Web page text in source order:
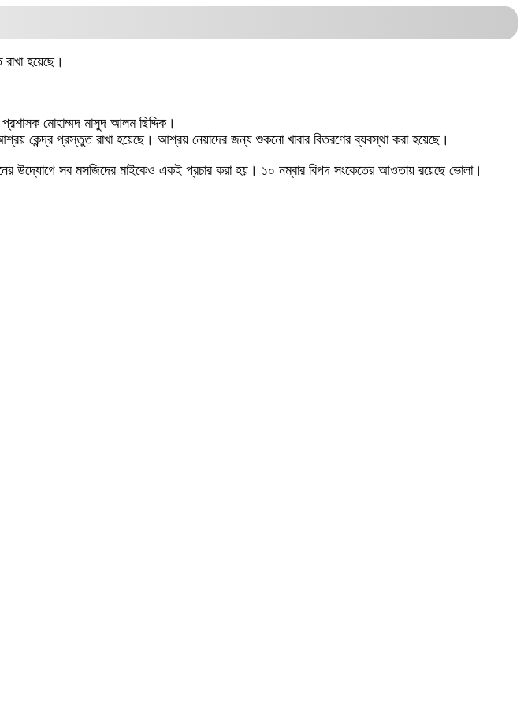
হয়েছে।
প্রশাসক মোহাম্মদ মাসুদ আলম ছিদ্দিক।
কেন্দ্র প্রস্তুত রাখা হয়েছে। আশ্রয় নেয়াদের জন্য শুকনো খাবার বিতরণের ব্যবস্থা করা হয়েছে।
উদ্যোগে সব মসজিদের মাইকেও একই প্রচার করা হয়। ১০ নম্বার বিপদ সংকেতের আওতায় রয়েছে ভোলা।